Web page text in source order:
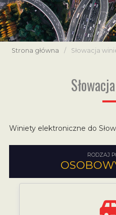
Strona główna / Słowacja
Winiety elektroniczne do
RODZAJ